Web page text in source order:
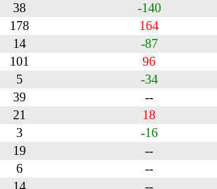
38
-140
178
164
14
-87
101
96
5
-34
39
--
21
18
3
-16
19
--
6
--
14
--